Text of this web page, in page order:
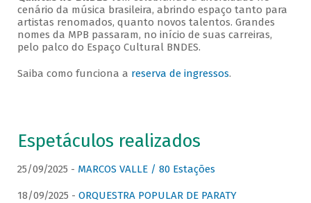
cenário da música brasileira, abrindo espaço tanto para
artistas renomados, quanto novos talentos. Grandes
nomes da MPB passaram, no início de suas carreiras,
pelo palco do Espaço Cultural BNDES.
Saiba como funciona a reserva de ingressos.
Espetáculos realizados
25/09/2025 - MARCOS VALLE / 80 Estações
18/09/2025 - ORQUESTRA POPULAR DE PARATY